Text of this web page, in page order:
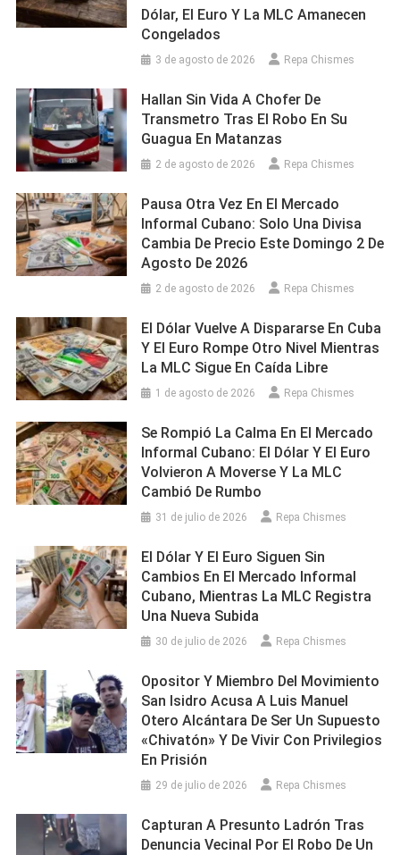
Dólar, El Euro Y La MLC Amanecen
Congelados
3 de agosto de 2026 Repa Chismes
Hallan Sin Vida A Chofer De
Transmetro Tras El Robo En Su
Guagua En Matanzas
2 de agosto de 2026 Repa Chismes
Pausa Otra Vez En El Mercado
Informal Cubano: Solo Una Divisa
Cambia De Precio Este Domingo 2 De
Agosto De 2026
2 de agosto de 2026 Repa Chismes
El Dólar Vuelve A Dispararse En Cuba
Y El Euro Rompe Otro Nivel Mientras
La MLC Sigue En Caída Libre
1 de agosto de 2026 Repa Chismes
Se Rompió La Calma En El Mercado
Informal Cubano: El Dólar Y El Euro
Volvieron A Moverse Y La MLC
Cambió De Rumbo
31 de julio de 2026 Repa Chismes
El Dólar Y El Euro Siguen Sin
Cambios En El Mercado Informal
Cubano, Mientras La MLC Registra
Una Nueva Subida
30 de julio de 2026 Repa Chismes
Opositor Y Miembro Del Movimiento
San Isidro Acusa A Luis Manuel
Otero Alcántara De Ser Un Supuesto
«chivatón» Y De Vivir Con Privilegios
En Prisión
29 de julio de 2026 Repa Chismes
Capturan A Presunto Ladrón Tras
Denuncia Vecinal Por El Robo De Un